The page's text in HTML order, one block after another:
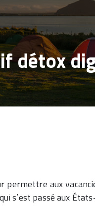
détox
permettre aux
s’est passé aux